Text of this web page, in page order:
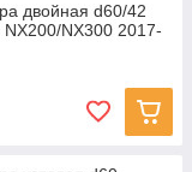
двойная d60/42
NX300 2017-